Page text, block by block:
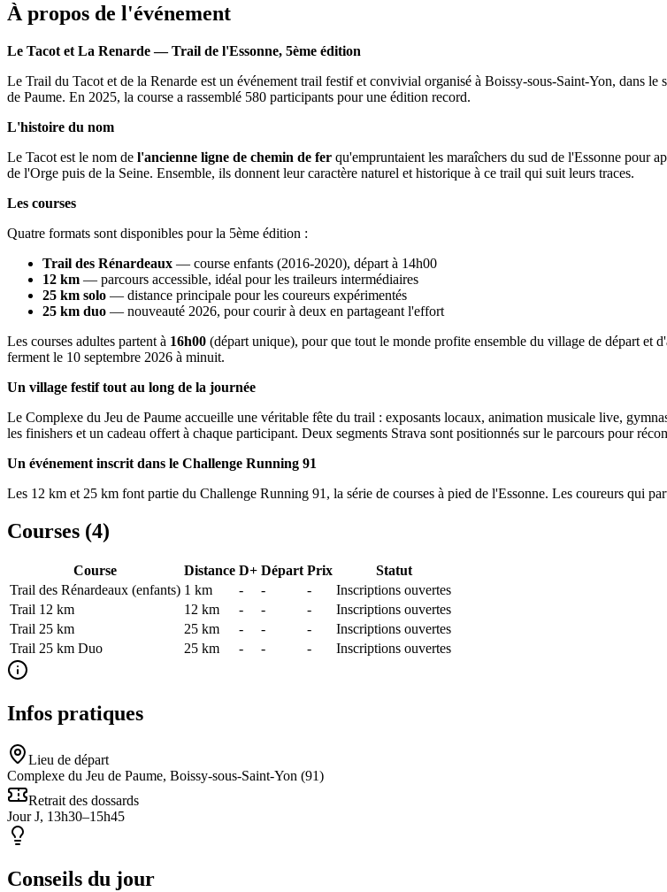
À propos de l'événement
Le Tacot et La Renarde — Trail de l'Essonne, 5ème édition
Le Trail du Tacot et de la Renarde est un événement trail festif et convivial organisé à Boissy-sous-Saint-Yon, dans le
de Paume. En 2025, la course a rassemblé 580 participants pour une édition record.
L'histoire du nom
Le Tacot est le nom de l'ancienne ligne de chemin de fer qu'empruntaient les maraîchers du sud de l'Essonne pour
de l'Orge puis de la Seine. Ensemble, ils donnent leur caractère naturel et historique à ce trail qui suit leurs traces.
Les courses
Quatre formats sont disponibles pour la 5ème édition :
Trail des Rénardeaux — course enfants (2016-2020), départ à 14h00
12 km — parcours accessible, idéal pour les traileurs intermédiaires
25 km solo — distance principale pour les coureurs expérimentés
25 km duo — nouveauté 2026, pour courir à deux en partageant l'effort
Les courses adultes partent à 16h00 (départ unique), pour que tout le monde profite ensemble du village de départ et
ferment le 10 septembre 2026 à minuit.
Un village festif tout au long de la journée
Le Complexe du Jeu de Paume accueille une véritable fête du trail : exposants locaux, animation musicale live,
les finishers et un cadeau offert à chaque participant. Deux segments Strava sont positionnés sur le parcours pour
Un événement inscrit dans le Challenge Running 91
Les 12 km et 25 km font partie du Challenge Running 91, la série de courses à pied de l'Essonne. Les coureurs qui
Courses (4)
Course Distance D+ Départ Prix
Statut
Trail des Rénardeaux (enfants) 1 km - - -
Inscriptions ouvertes
Trail 12 km
12 km - - -
Inscriptions ouvertes
Trail 25 km
25 km - - -
Inscriptions ouvertes
Trail 25 km Duo
25 km - - - Inscriptions ouvertes
Infos pratiques
Lieu de départ
Complexe du Jeu de Paume, Boissy-sous-Saint-Yon (91)
Retrait des dossards
Jour J, 13h30–15h45
Conseils du jour